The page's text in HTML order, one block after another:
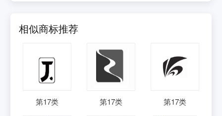
相似商标推荐
第17类 第17类 第17类